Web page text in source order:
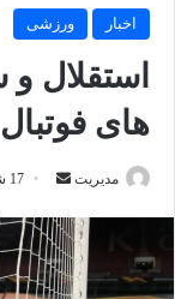
اخبار ورزشی
استقلال
های
مدیریت
ارسال
ایمیل
17 شهریور 1404